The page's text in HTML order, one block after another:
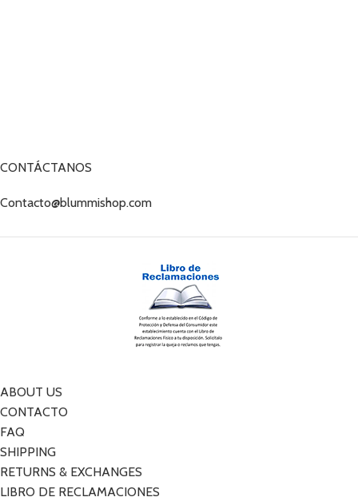
CONTÁCTANOS
Contacto@blummishop.com
ABOUT US
CONTACTO
FAQ
SHIPPING
RETURNS & EXCHANGES
LIBRO DE RECLAMACIONES